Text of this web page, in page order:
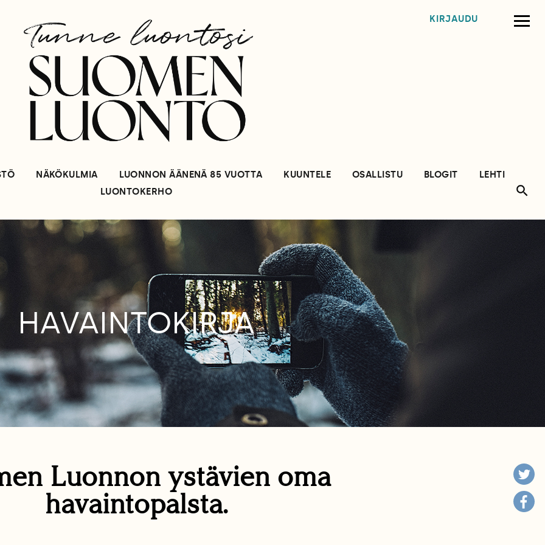
KIRJAUDU
NÄKÖKULMIA LUONNON ÄÄNENÄ 85 VUOTTA KUUNTELE OSALLISTU BLOGIT
LEHTI
LUONTOKERHO
HAVAINTOKIRJA
Luonnon ystävien oma
havaintopalsta.